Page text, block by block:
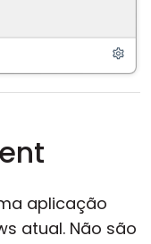
aplicação
atual. Não são